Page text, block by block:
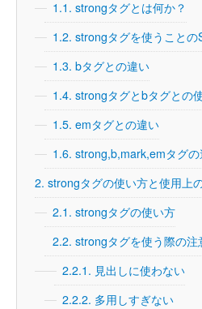
1.1. strongタグとは何か？
1.2. strongタグを使うことの
1.3. bタグとの違い
1.4. strongタグとbタグとの
1.5. emタグとの違い
1.6. strong,b,mark,emタグ
2. strongタグの使い方と使用上
2.1. strongタグの使い方
2.2. strongタグを使う際の注
2.2.1. 見出しに使わない
2.2.2. 多用しすぎない